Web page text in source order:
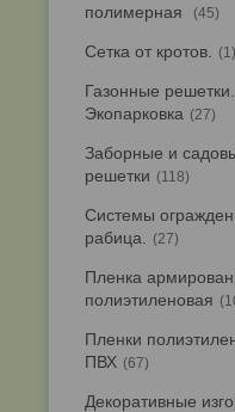
полимерная
45
Сетка от кротов. 1
Газонные решетки.
Экопарковка
27
Заборные и
решетки
118
Системы
рабица.
27
Пленка
полиэтиленовая
Пленки
ПВХ
67
Декоративные